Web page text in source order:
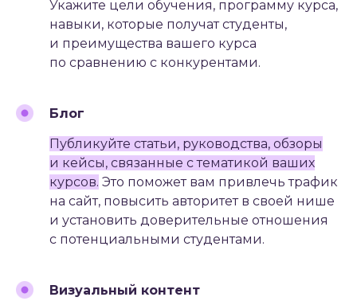
Укажите цели обучения, программу курса,
навыки, которые получат студенты,
и преимущества вашего курса
по сравнению с конкурентами.
Блог
Публикуйте статьи, руководства, обзоры
и кейсы, связанные с тематикой ваших
курсов. Это поможет вам привлечь трафик
на сайт, повысить авторитет в своей нише
и установить доверительные отношения
с потенциальными студентами.
Визуальный контент